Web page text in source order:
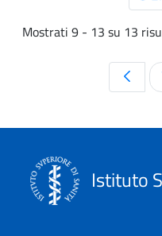
Mostrati 9 - 13 su 13
Istituto